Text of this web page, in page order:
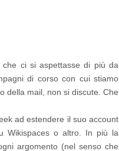
ci si aspettasse di più da
di corso con cui stiamo
della mail, non si discute. Che
ad estendere il suo account
Wikispaces o altro. In più la
argomento (nel senso che